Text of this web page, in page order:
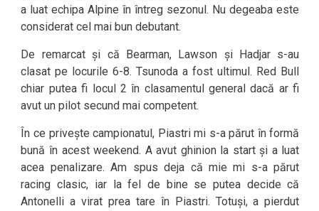
a luat echipa Alpine în întreg sezonul. Nu degeaba este
considerat cel mai bun debutant.
De remarcat și că Bearman, Lawson și Hadjar s-au
clasat pe locurile 6-8. Tsunoda a fost ultimul. Red Bull
chiar putea fi locul 2 în clasamentul general dacă ar fi
avut un pilot secund mai competent.
În ce privește campionatul, Piastri mi s-a părut în formă
bună în acest weekend. A avut ghinion la start și a luat
acea penalizare. Am spus deja că mie mi s-a părut
racing clasic, iar la fel de bine se putea decide că
Antonelli a virat prea tare în Piastri. Totuși, a pierdut